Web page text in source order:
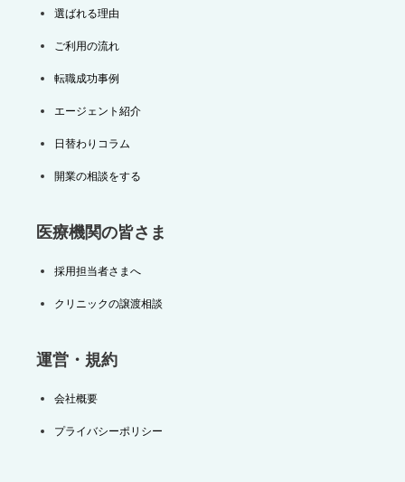
選ばれる理由
ご利用の流れ
転職成功事例
エージェント紹介
日替わりコラム
開業の相談をする
医療機関の皆さま
採用担当者さまへ
クリニックの譲渡相談
運営・規約
会社概要
プライバシーポリシー